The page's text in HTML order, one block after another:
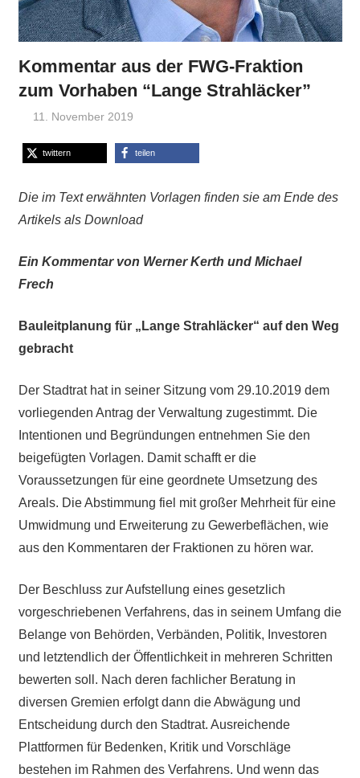
Kommentar aus der FWG-Fraktion
zum Vorhaben “Lange Strahläcker”
11. November 2019
twittern teilen
Die im Text erwähnten Vorlagen finden sie am Ende des
Artikels als Download
Ein Kommentar von Werner Kerth und Michael
Frech
Bauleitplanung für „Lange Strahläcker“ auf den Weg
gebracht
Der Stadtrat hat in seiner Sitzung vom 29.10.2019 dem
vorliegenden Antrag der Verwaltung zugestimmt. Die
Intentionen und Begründungen entnehmen Sie den
beigefügten Vorlagen. Damit schafft er die
Voraussetzungen für eine geordnete Umsetzung des
Areals. Die Abstimmung fiel mit großer Mehrheit für eine
Umwidmung und Erweiterung zu Gewerbeflächen, wie
aus den Kommentaren der Fraktionen zu hören war.
Der Beschluss zur Aufstellung eines gesetzlich
vorgeschriebenen Verfahrens, das in seinem Umfang die
Belange von Behörden, Verbänden, Politik, Investoren
und letztendlich der Öffentlichkeit in mehreren Schritten
bewerten soll. Nach deren fachlicher Beratung in
diversen Gremien erfolgt dann die Abwägung und
Entscheidung durch den Stadtrat. Ausreichende
Plattformen für Bedenken, Kritik und Vorschläge
bestehen im Rahmen des Verfahrens. Und wenn das